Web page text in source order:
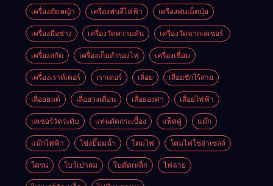
เครื่องตัดหญ้า เครื่องพ่นสีไฟฟ้า เครื่องพ่นเม็ดปุ๋ย
เครื่องมือช่าง เครื่องวัดความดัน เครื่องวัดฉากเลเซอร์
เครื่องสกัด เครื่องเก็บสํารองไฟ เครื่องเชื่อม
เครื่องเราท์เตอร์ เราเตอร์ เลิ่อย เลื่อยชักไร้สาย
เลื่อยยนต์ เลื่อยวงเดือน เลื่อยองศา เลื่อยไฟฟ้า
เลเซอร์วัดระดับ แท่นตัดกระเบื้อง แพ็คคู่ แม๊ก
แม๊กไฟฟ้า โข่งปั๊มมน้ำ โคมไฟ โคมไฟโซล่าเซลล์
โดรน โบว์เป่าลม ใบตัดเหล็ก ไฟฉาย